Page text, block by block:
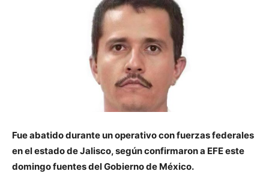
Fue abatido durante un operativo con fuerzas federales
en el estado de Jalisco, según confirmaron a EFE este
domingo fuentes del Gobierno de México.